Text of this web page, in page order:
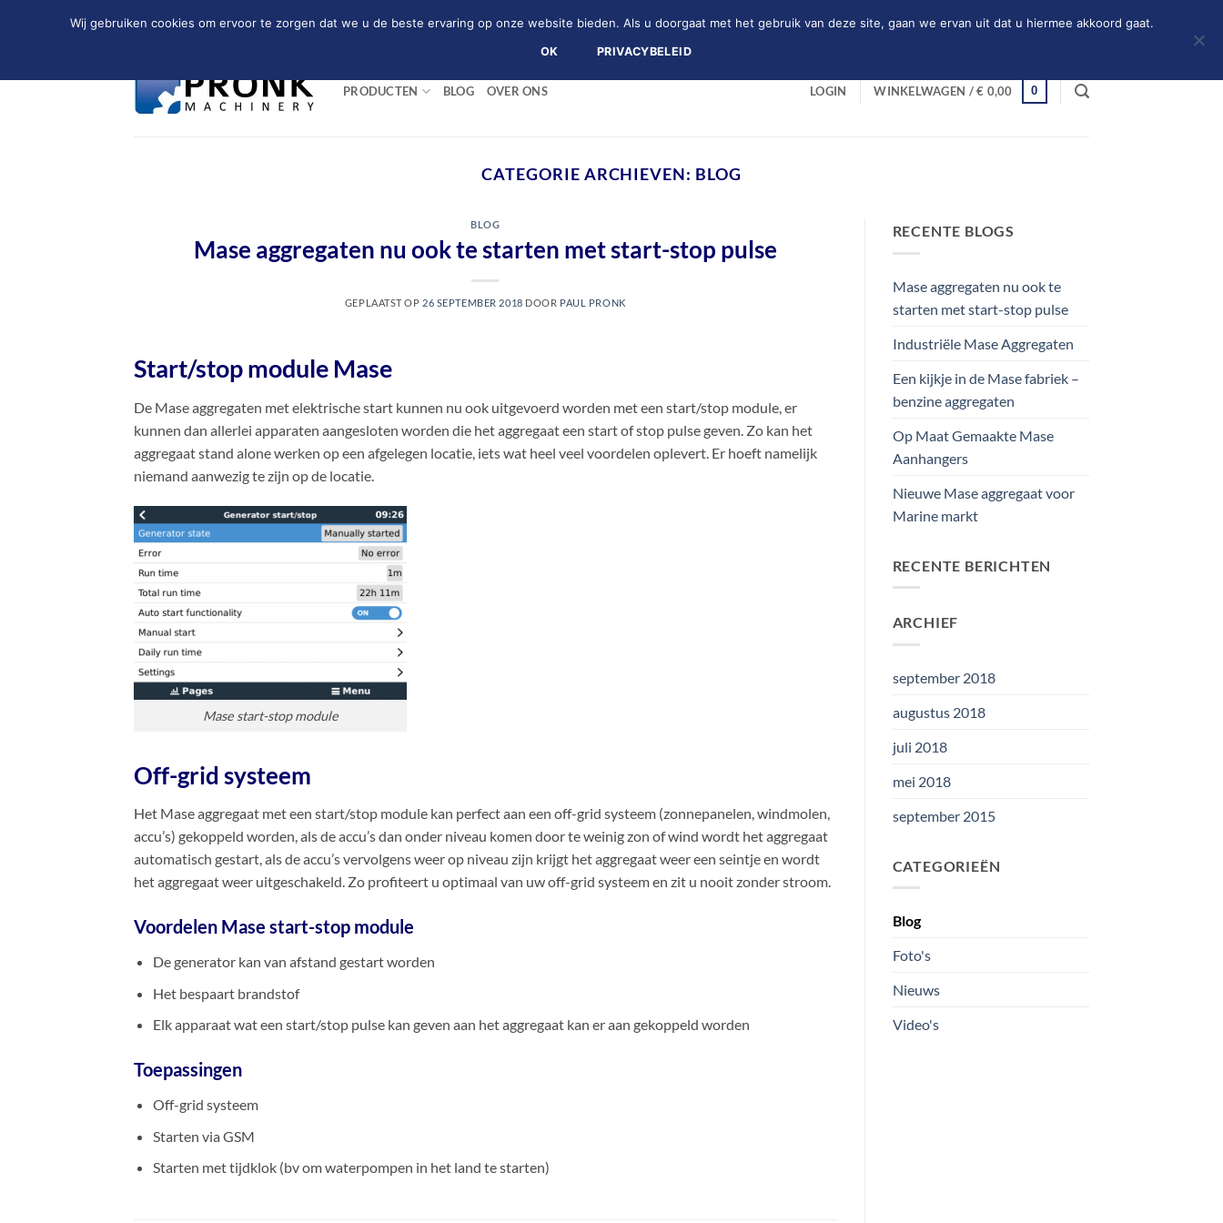
LOCATION EMAIL 09:00 - 18:00 (+31)0226-753742
PRODUCTEN BLOG OVER ONS LOGIN WINKELWAGEN /€ 0,00 0
CATEGORIE ARCHIEVEN: BLOG
BLOG
Mase aggregaten nu ook te starten met start-stop pulse
GEPLAATST OP 26 SEPTEMBER 2018 DOOR PAUL PRONK
Start/stop module Mase
De Mase aggregaten met elektrische start kunnen nu ook uitgevoerd worden met een start/stop module, er
kunnen dan allerlei apparaten aangesloten worden die het aggregaat een start of stop pulse geven. Zo kan het
aggregaat stand alone werken op een afgelegen locatie, iets wat heel veel voordelen oplevert. Er hoeft namelijk
niemand aanwezig te zijn op de locatie.
Mase start-stop module
Off-grid systeem
Het Mase aggregaat met een start/stop module kan perfect aan een off-grid systeem (zonnepanelen, windmolen,
accu’s) gekoppeld worden, als de accu’s dan onder niveau komen door te weinig zon of wind wordt het aggregaat
automatisch gestart, als de accu’s vervolgens weer op niveau zijn krijgt het aggregaat weer een seintje en wordt
het aggregaat weer uitgeschakeld. Zo profiteert u optimaal van uw off-grid systeem en zit u nooit zonder stroom.
Voordelen Mase start-stop module
De generator kan van afstand gestart worden
Het bespaart brandstof
Elk apparaat wat een start/stop pulse kan geven aan het aggregaat kan er aan gekoppeld worden
Toepassingen
Off-grid systeem
Starten via GSM
Starten met tijdklok (bv om waterpompen in het land te starten)
RECENTE BLOGS
Mase aggregaten nu ook te
starten met start-stop pulse
Industriële Mase Aggregaten
Een kijkje in de Mase fabriek –
benzine aggregaten
Op Maat Gemaakte Mase
Aanhangers
Nieuwe Mase aggregaat voor
Marine markt
RECENTE BERICHTEN
ARCHIEF
september 2018
augustus 2018
juli 2018
mei 2018
september 2015
CATEGORIEËN
Blog
Foto's
Nieuws
Video's
Wij gebruiken cookies om ervoor te zorgen dat we u de beste ervaring op onze website bieden. Als u doorgaat met het gebruik van deze site, gaan we ervan uit dat u hiermee akkoord gaat.
OK PRIVACYBELEID